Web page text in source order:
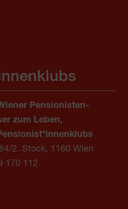
Pensionisten-
zum Leben,
2. Stock, 1160 Wien
170 112